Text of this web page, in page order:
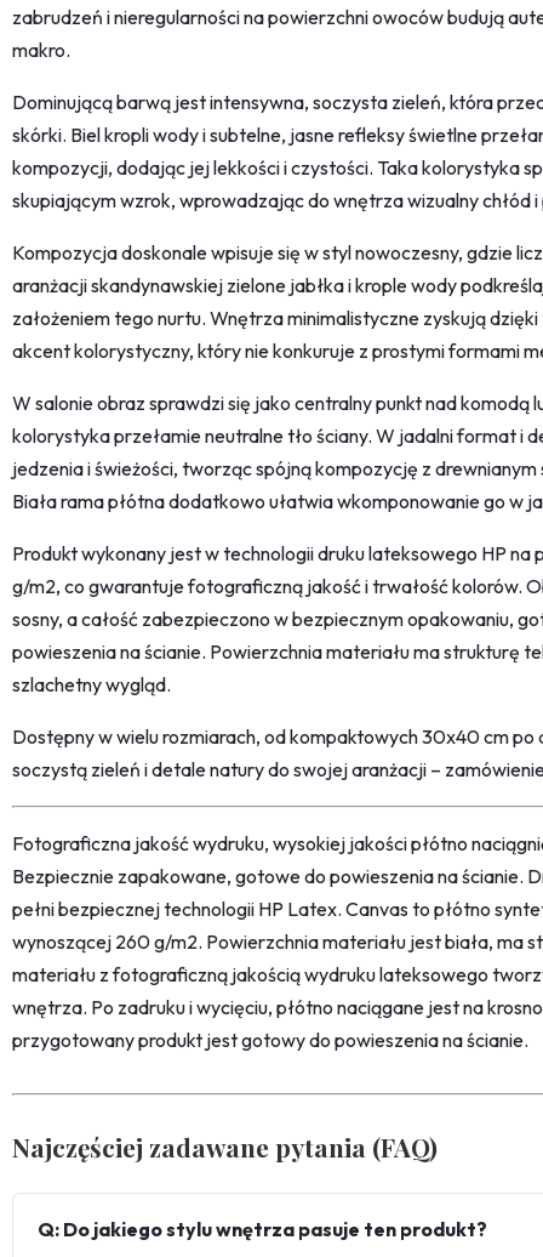
zabrudzeń i nieregularności na powierzchni owoców budują
makro.
Dominującą barwą jest intensywna, soczysta zieleń, która
skórki. Biel kropli wody i subtelne, jasne refleksy świetlne
kompozycji, dodając jej lekkości i czystości. Taka kolorystyka
skupiającym wzrok, wprowadzając do wnętrza wizualny chłód
Kompozycja doskonale wpisuje się w styl nowoczesny, gdzie
aranżacji skandynawskiej zielone jabłka i krople wody
założeniem tego nurtu. Wnętrza minimalistyczne zyskują
akcent kolorystyczny, który nie konkuruje z prostymi formami
W salonie obraz sprawdzi się jako centralny punkt nad komodą
kolorystyka przełamie neutralne tło ściany. W jadalni format i
jedzenia i świeżości, tworząc spójną kompozycję z drewnianym
Biała rama płótna dodatkowo ułatwia wkomponowanie go w
Produkt wykonany jest w technologii druku lateksowego HP
g/m2, co gwarantuje fotograficzną jakość i trwałość kolorów.
sosny, a całość zabezpieczono w bezpiecznym opakowaniu,
powieszenia na ścianie. Powierzchnia materiału ma strukturę
szlachetny wygląd.
Dostępny w wielu rozmiarach, od kompaktowych 30x40 cm
soczystą zieleń i detale natury do swojej aranżacji –
Fotograficzna jakość wydruku, wysokiej jakości płótno
Bezpiecznie zapakowane, gotowe do powieszenia na ścianie.
pełni bezpiecznej technologii HP Latex. Canvas to płótno
wynoszącej 260 g/m2. Powierzchnia materiału jest biała, ma
materiału z fotograficzną jakością wydruku lateksowego
wnętrza. Po zadruku i wycięciu, płótno naciągane jest na
przygotowany produkt jest gotowy do powieszenia na ścianie.
Najczęściej zadawane pytania (FAQ)
Q: Do jakiego stylu wnętrza pasuje ten produkt?